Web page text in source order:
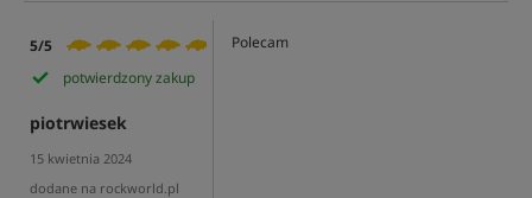
5/5
potwierdzony zakup
piotrwiesek
15 kwietnia 2024
dodane na rockworld.pl
Polecam